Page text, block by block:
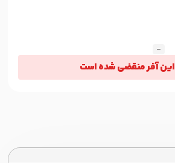
این آفر منقضی شده است